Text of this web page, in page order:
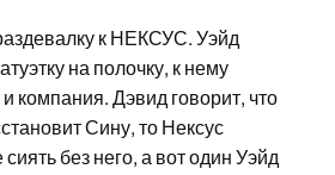
к НЕКСУС. Уэйд
на полочку, к нему
компания. Дэвид говорит, что
Сину, то Нексус
без него, а вот один Уэйд